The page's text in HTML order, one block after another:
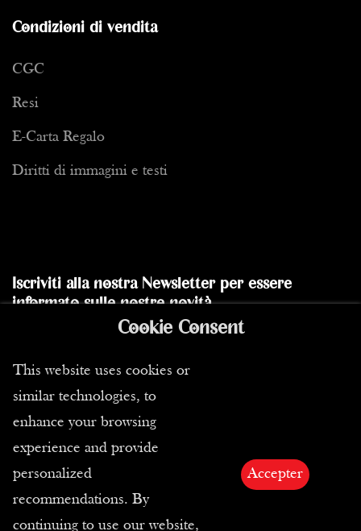
Condizioni di vendita
CGC
Resi
E-Carta Regalo
Diritti di immagini e testi
Iscriviti alla nostra Newsletter per essere
informato sulle nostre novità
Copyright ©2026 Tutti i diritti riservati | Passion
Cookie Consent
This website uses cookies or
similar technologies, to
enhance your browsing
experience and provide
personalized
recommendations. By
continuing to use our website,
Accepter